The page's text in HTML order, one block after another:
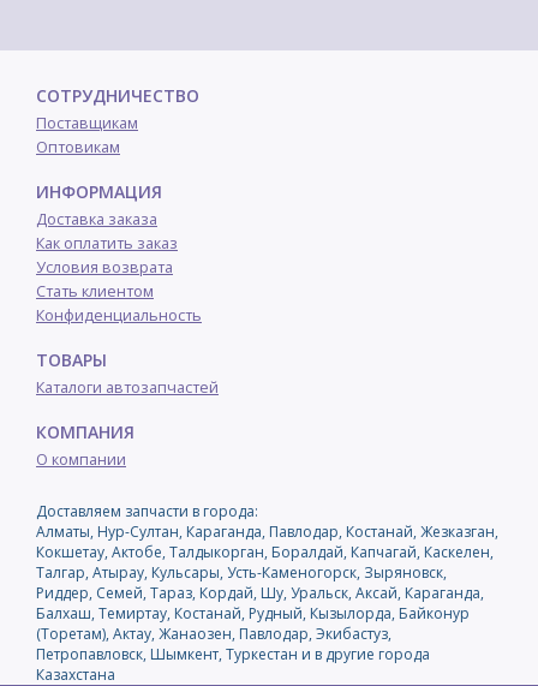
СОТРУДНИЧЕСТВО
Поставщикам
Оптовикам
ИНФОРМАЦИЯ
Доставка заказа
Как оплатить заказ
Условия возврата
Стать клиентом
Конфиденциальность
ТОВАРЫ
Каталоги автозапчастей
КОМПАНИЯ
О компании
Доставляем запчасти в города:
Алматы, Нур-Султан, Караганда, Павлодар, Костанай, Жезказган,
Кокшетау, Актобе, Талдыкорган, Боралдай, Капчагай, Каскелен,
Талгар, Атырау, Кульсары, Усть-Каменогорск, Зыряновск,
Риддер, Семей, Тараз, Кордай, Шу, Уральск, Аксай, Караганда,
Балхаш, Темиртау, Костанай, Рудный, Кызылорда, Байконур
(Торетам), Актау, Жанаозен, Павлодар, Экибастуз,
Петропавловск, Шымкент, Туркестан и в другие города
Казахстана